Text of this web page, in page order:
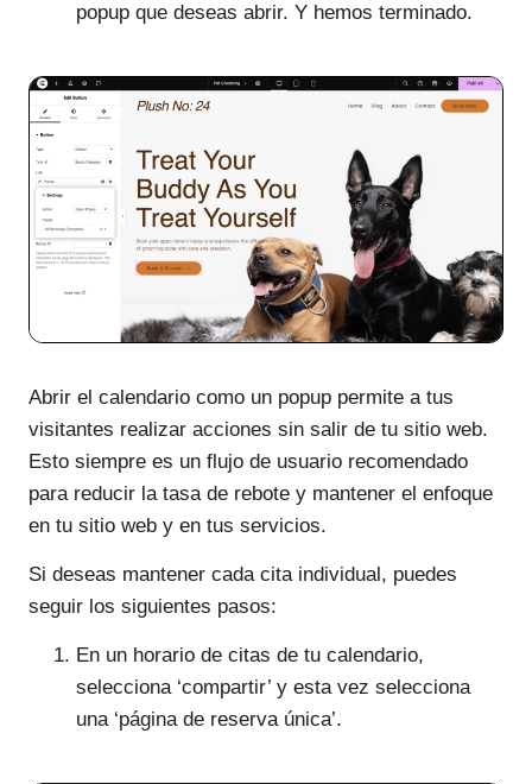
popup que deseas abrir. Y hemos terminado.
Abrir el calendario como un popup permite a tus
visitantes realizar acciones sin salir de tu sitio web.
Esto siempre es un flujo de usuario recomendado
para reducir la tasa de rebote y mantener el enfoque
en tu sitio web y en tus servicios.
Si deseas mantener cada cita individual, puedes
seguir los siguientes pasos:
En un horario de citas de tu calendario,
selecciona ‘compartir’ y esta vez selecciona
una ‘página de reserva única’.